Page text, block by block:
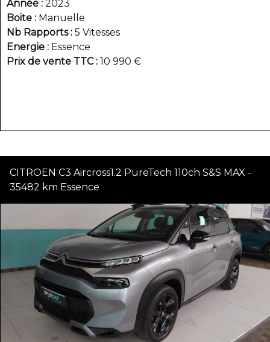
Année 2023
Boite
Manuelle
Nb Rapports 5 Vitesses
Energie
Essence
Prix de vente TTC 10 990 €
CITROEN C3 Aircross1.2 PureTech 110ch S&S MAX -
35482 km Essence